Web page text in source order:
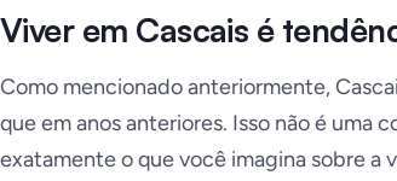
Viver em Cascais é
Como mencionado anteriormente,
que em anos anteriores. Isso não é uma
exatamente o que você imagina sobre a